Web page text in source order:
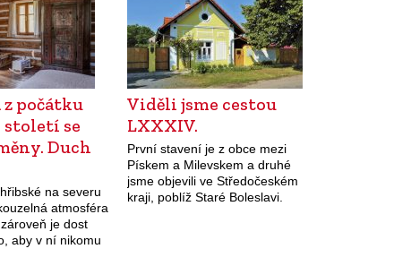
z počátku
se
Duch
na severu
atmosféra
je dost
aby v ní nikomu
Viděli jsme cestou
LXXXIV.
První stavení je z obce mezi
Pískem a Milevskem a druhé
jsme objevili ve Středočeském
kraji, poblíž Staré Boleslavi.